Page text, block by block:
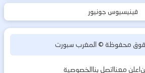
فينيسيوس جونيور
محفوظة ©المغرب سبورت
اعلن معنااتصل بناالخصوصية